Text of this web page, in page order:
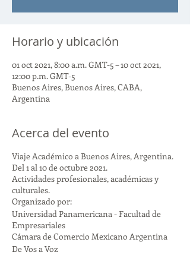
Horario y ubicación
01 oct 2021, 8:00 a.m. GMT-5 – 10 oct 2021,
12:00 p.m. GMT-5
Buenos Aires, Buenos Aires, CABA,
Argentina
Acerca del evento
Viaje Académico a Buenos Aires, Argentina.
Del 1 al 10 de octubre 2021.
Actividades profesionales, académicas y
culturales.
Organizado por:
Universidad Panamericana - Facultad de
Empresariales
Cámara de Comercio Mexicano Argentina
De Vos a Voz